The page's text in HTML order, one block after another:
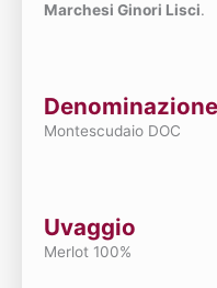
Marchesi Ginori Lisci.
Denominazione
Montescudaio DOC
Uvaggio
Merlot 100%